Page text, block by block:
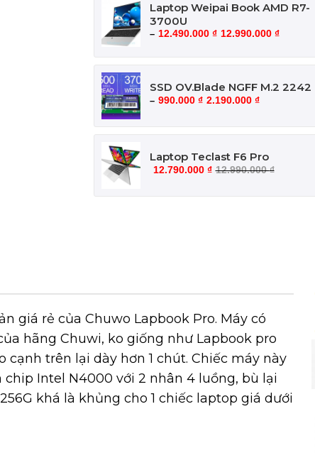
Laptop Weipai Book AMD R7-
3700U
12.490.000 ₫
– 12.990.000 ₫
SSD OV.Blade NGFF M.2 2242
990.000 ₫
– 2.190.000 ₫
Laptop Teclast F6 Pro
12.990.000₫
12.790.000 ₫
giá rẻ của Chuwo Lapbook Pro. Máy có
hãng Chuwi, ko giống như Lapbook pro
trên lại dày hơn 1 chút. Chiếc máy này
Intel N4000 với 2 nhân 4 luồng, bù lại
khá là khủng cho 1 chiếc laptop giá dưới